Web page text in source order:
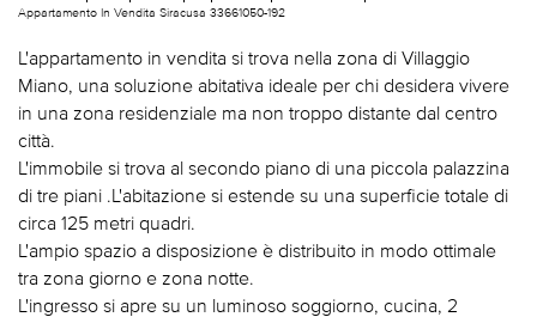
Appartamento In Vendita Siracusa 33661050-192
L'appartamento in vendita si trova nella zona di Villaggio
Miano, una soluzione abitativa ideale per chi desidera vivere
in una zona residenziale ma non troppo distante dal centro
città.
L'immobile si trova al secondo piano di una piccola palazzina
di tre piani .L'abitazione si estende su una superficie totale di
circa 125 metri quadri.
L'ampio spazio a disposizione è distribuito in modo ottimale
tra zona giorno e zona notte.
L'ingresso si apre su un luminoso soggiorno, cucina, 2